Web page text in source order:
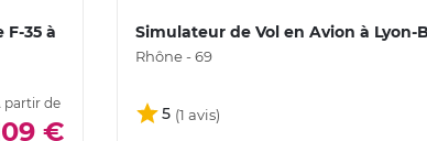
35 à
partir de
€
Simulateur de Vol en Avion à Lyon-
Rhône - 69
5